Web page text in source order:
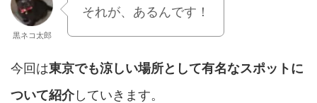
黒ネコ太郎
それが、あるんです！
今回は東京でも涼しい場所として有名なスポットに
ついて紹介していきます。